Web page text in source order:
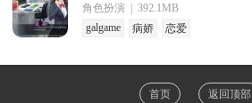
角色扮演 | 392.1MB
galgame
病娇 恋爱
首页 返回顶部